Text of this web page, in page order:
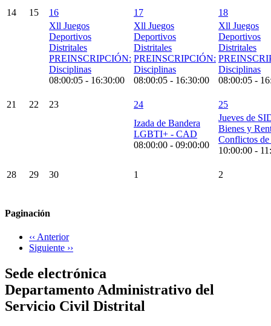
14 15 16 17
18
Xll Juegos
Deportivos
Distritales
PREINSCRIPCIÓN:
Disciplinas
08:00:05 - 16:30:00
Xll Juegos
Deportivos
Distritales
PREINSCRIPCIÓN:
Disciplinas
08:00:05 - 16:30:00
Xll Juegos
Deportivos
Distritales
Disciplinas
08:00:05 -
21 22 23 24
25
Izada de Bandera
LGBTI+ - CAD
08:00:00 - 09:00:00
Jueves de
Bienes y
Conflictos de
10:00:00 -
28 29 30 1 2
Paginación
‹‹ Anterior
Siguiente ››
Sede electrónica
Departamento Administrativo del
Servicio Civil Distrital